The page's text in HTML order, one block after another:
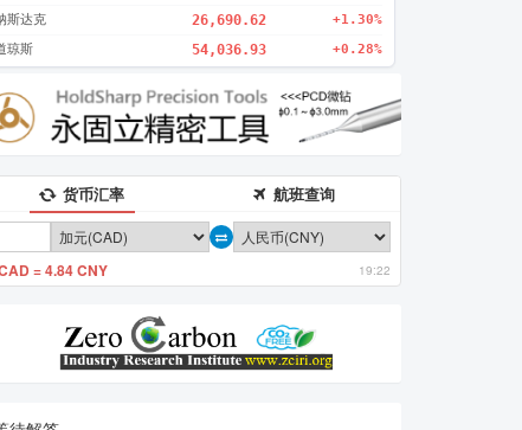
斯达克 26,690.62 +1.30%
琼斯 54,036.93 +0.28%
货币汇率 航班查询
= 4.84 CNY 19:22